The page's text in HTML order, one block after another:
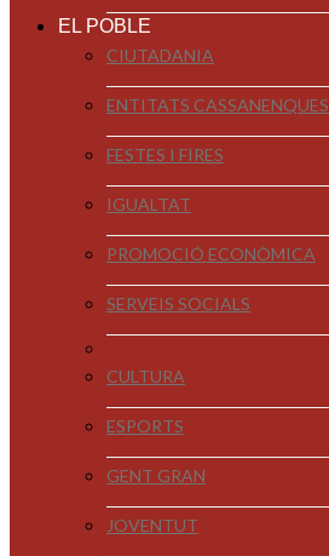
EL POBLE
CIUTADANIA
ENTITATS CASSANENQUES
FESTES I FIRES
IGUALTAT
PROMOCIÓ ECONÒMICA
SERVEIS SOCIALS
CULTURA
ESPORTS
GENT GRAN
JOVENTUT